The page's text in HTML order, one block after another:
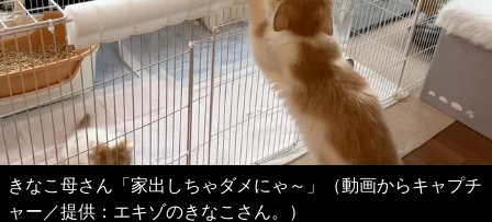
きなこ母さん「家出しちゃダメにゃ～」（動画からキャプチ
ャー／提供：エキゾのきなこさん。）